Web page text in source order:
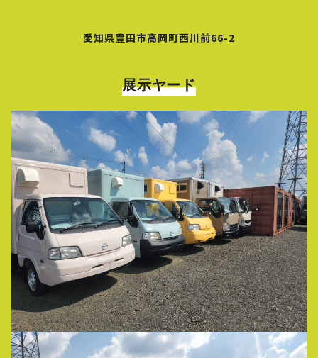
愛知県豊田市高岡町西川前66-2
展示ヤード